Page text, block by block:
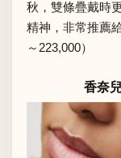
秋，雙條疊戴時
精神，非常推薦
～223,000）
香奈